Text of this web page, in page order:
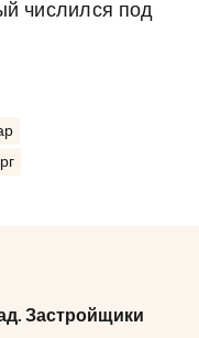
числился под
Застройщики